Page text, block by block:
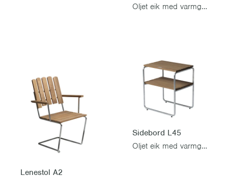
Oljet eik med varmgalvanisert stativ
Lenestol A2
Sidebord L45
Oljet eik med varmgalvanisert stativ